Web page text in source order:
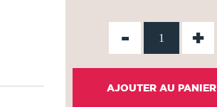
- +
AJOUTER AU PANIER